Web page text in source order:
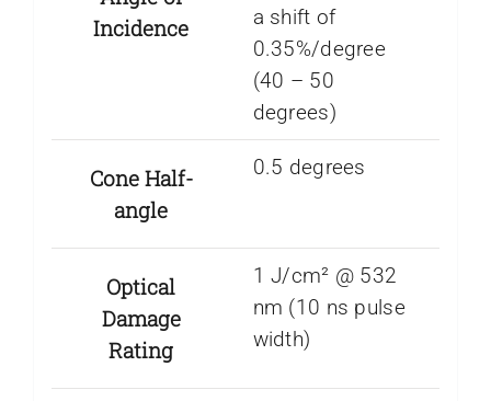
Incidence
a shift of
0.35%/degree
(40 – 50
degrees)
Cone Half-
angle
0.5 degrees
Optical
Damage
Rating
1 J/cm² @ 532
nm (10 ns pulse
width)